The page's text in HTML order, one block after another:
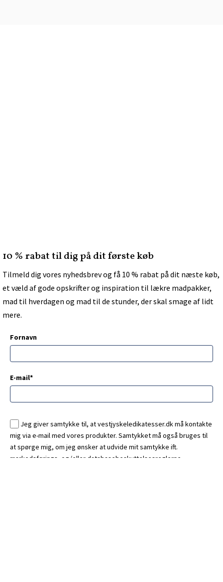
10 % rabat til dig på dit første køb
Tilmeld dig vores nyhedsbrev og få 10 % rabat på dit næste køb,
et væld af gode opskrifter og inspiration til lækre madpakker,
mad til hverdagen og mad til de stunder, der skal smage af lidt
mere.
Fornavn
E-mail*
Jeg giver samtykke til, at vestjyskeledikatesser.dk må kontakte
mig via e-mail med vores produkter. Samtykket må også bruges til
at spørge mig, om jeg ønsker at udvide mit samtykke ift.
markedsførings- og/eller databasebeskyttelsesreglerne.